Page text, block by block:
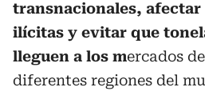
transnacionales, afectar
ilícitas y evitar que
lleguen a los mercados
diferentes regiones del